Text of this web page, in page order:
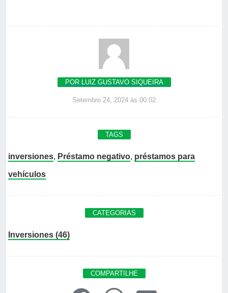
POR LUIZ GUSTAVO SIQUEIRA
Setembro 24, 2024 às 00:02
TAGS
inversiones, Préstamo negativo, préstamos para
vehículos
CATEGORIAS
Inversiones (46)
COMPARTILHE